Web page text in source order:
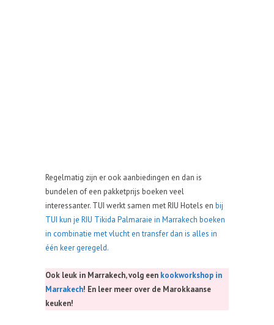
Regelmatig zijn er ook aanbiedingen en dan is
bundelen of een pakketprijs boeken veel
interessanter. TUI werkt samen met RIU Hotels en bij
TUI kun je RIU Tikida Palmaraie in Marrakech boeken
in combinatie met vlucht en transfer dan is alles in
één keer geregeld.
Ook leuk in Marrakech, volg een kookworkshop in
Marrakech! En leer meer over de Marokkaanse
keuken!